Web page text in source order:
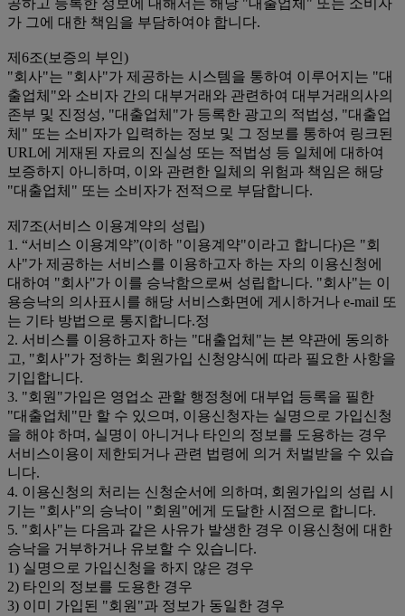
공하고 등록한 정보에 대해서는 해당 "대출업체" 또는 소비자
가 그에 대한 책임을 부담하여야 합니다.
제6조(보증의 부인)
"회사"는 "회사"가 제공하는 시스템을 통하여 이루어지는 "대
출업체"와 소비자 간의 대부거래와 관련하여 대부거래의사의
존부 및 진정성, "대출업체"가 등록한 광고의 적법성, "대출업
체" 또는 소비자가 입력하는 정보 및 그 정보를 통하여 링크된
URL에 게재된 자료의 진실성 또는 적법성 등 일체에 대하여
보증하지 아니하며, 이와 관련한 일체의 위험과 책임은 해당
"대출업체" 또는 소비자가 전적으로 부담합니다.
제7조(서비스 이용계약의 성립)
1. “서비스 이용계약”(이하 "이용계약"이라고 합니다)은 "회
사"가 제공하는 서비스를 이용하고자 하는 자의 이용신청에
대하여 "회사"가 이를 승낙함으로써 성립합니다. "회사"는 이
용승낙의 의사표시를 해당 서비스화면에 게시하거나 e-mail 또
는 기타 방법으로 통지합니다.정
2. 서비스를 이용하고자 하는 "대출업체"는 본 약관에 동의하
고, "회사"가 정하는 회원가입 신청양식에 따라 필요한 사항을
기입합니다.
3. "회원"가입은 영업소 관할 행정청에 대부업 등록을 필한
"대출업체"만 할 수 있으며, 이용신청자는 실명으로 가입신청
을 해야 하며, 실명이 아니거나 타인의 정보를 도용하는 경우
서비스이용이 제한되거나 관련 법령에 의거 처벌받을 수 있습
니다.
4. 이용신청의 처리는 신청순서에 의하며, 회원가입의 성립 시
기는 "회사"의 승낙이 "회원"에게 도달한 시점으로 합니다.
5. "회사"는 다음과 같은 사유가 발생한 경우 이용신청에 대한
승낙을 거부하거나 유보할 수 있습니다.
1) 실명으로 가입신청을 하지 않은 경우
2) 타인의 정보를 도용한 경우
3) 이미 가입된 "회원"과 정보가 동일한 경우